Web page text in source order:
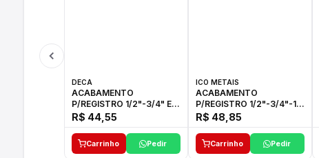
DECA
ACABAMENTO
P/REGISTRO 1/2"-3/4" E
1"C21.PQ DECA
R$ 44,55
Carrinho Pedir
ICO METAIS
ACABAMENTO
P/REGISTRO 1/2"-3/4"-1"
ACB M CS 33 ICO
R$ 48,85
Carrinho Pedir